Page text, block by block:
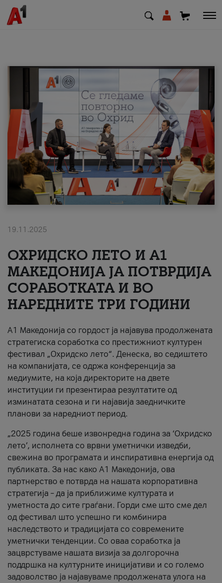
МК SQ
Приватни Деловни
Поддршка
Надополни кредит
#ПодобарОнлајн
19.11.2025
ОХРИДСКО ЛЕТО И A1
МАКЕДОНИЈА ЈА ПОТВРДИЈА
СОРАБОТКАТА И ВО
НАРЕДНИТЕ ТРИ ГОДИНИ
A1 Македонија со гордост ја најавува продолжената
стратегиска соработка со престижниот културен
фестивал „Охридско лето“. Денеска, во седиштето
на компанијата, се одржа конференција за
медиумите, на која директорите на двете
институции ги презентираа резултатите од
изминатата сезона и ги најавија заедничките
планови за наредниот период.
„2025 година беше извонредна година за ‘Охридско
лето’, исполнета со врвни уметнички изведби,
свежина во програмата и инспиративна енергија од
публиката. За нас како A1 Македонија, ова
партнерство е потврда на нашата корпоративна
стратегија – да ја приближиме културата и
уметноста до сите граѓани. Горди сме што сме дел
од фестивал што успешно ги комбинира
наследството и традицијата со современите
уметнички тенденции. Со оваа соработка ја
зацврстуваме нашата визија за долгорочна
поддршка на културните иницијативи и со големо
задоволство ја најавуваме продолжената улога на